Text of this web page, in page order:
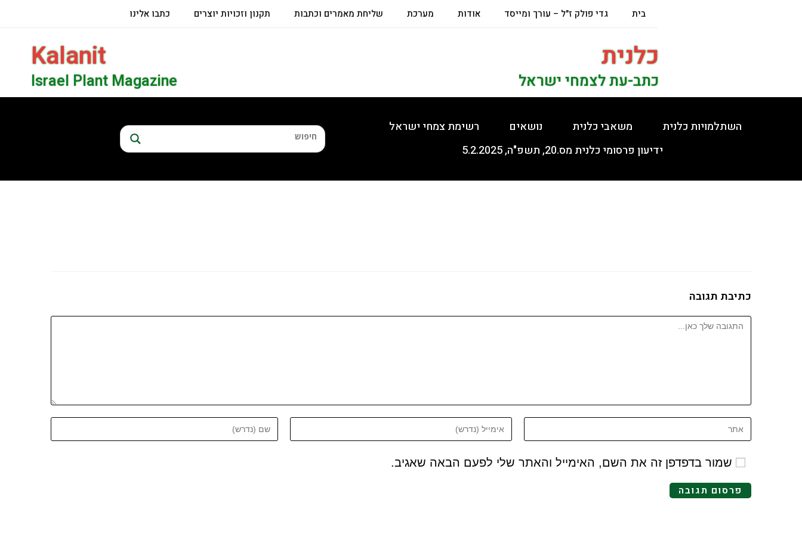
בית גדי פולק ז"ל – עורך ומייסד אודות מערכת שליחת מאמרים וכתבות תקנון וזכויות יוצרים כתבו אלינו
כלנית
כתב-עת לצמחי ישראל
Kalanit
Israel Plant Magazine
השתלמויות כלנית משאבי כלנית נושאים
רשימת צמחי ישראל
ידיעון פרסומי כלנית מס.20, תשפ"ה, 5.2.2025
כתיבת תגובה
שמור בדפדפן זה את השם, האימייל והאתר שלי לפעם הבאה שאגיב.